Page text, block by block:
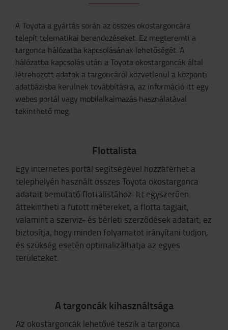
A Toyota a gyártás során az összes okostargoncára
telepít telematikai berendezéseket. Ez megteremti a
targonca hálózatba kapcsolásának lehetőségét. A
hálózatba kapcsolás után a Toyota okostargoncák által
létrehozott adatok a targoncáról közvetlenül a központi
adatbázisba kerülnek továbbításra, az információ itt egy
webes portál vagy mobilalkalmazás használatával
tekinthető meg.
Flottalista
Egy internetes portál segítségével hozzáférhet a
telephelyén használt összes Toyota okostargonca
adatait bemutató flottalistához. Itt egyszerűen
áttekintheti a futott métereket, a flotta tagjait,
valamint a szerviz- és bérleti szerződések adatait; ez
biztosítja, hogy minden folyamatot irányítani tudjon,
és szükség esetén optimalizálhatja az egyes
területeket.
A targoncák kihasználtsága
Az okostargoncák lehetővé teszik a targonca